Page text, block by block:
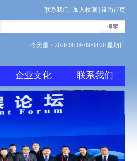
联系我们 加入收藏 设为首页
今天是： 2026-08-09 09:08:20 星期日
企业文化 联系我们